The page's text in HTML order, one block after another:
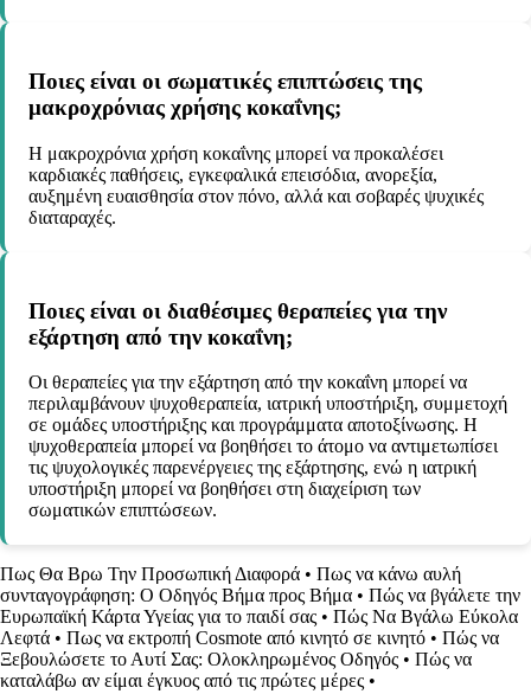
Ποιες είναι οι σωματικές επιπτώσεις της
μακροχρόνιας χρήσης κοκαΐνης;
Η μακροχρόνια χρήση κοκαΐνης μπορεί να προκαλέσει
καρδιακές παθήσεις, εγκεφαλικά επεισόδια, ανορεξία,
αυξημένη ευαισθησία στον πόνο, αλλά και σοβαρές ψυχικές
διαταραχές.
Ποιες είναι οι διαθέσιμες θεραπείες για την
εξάρτηση από την κοκαΐνη;
Οι θεραπείες για την εξάρτηση από την κοκαΐνη μπορεί να
περιλαμβάνουν ψυχοθεραπεία, ιατρική υποστήριξη, συμμετοχή
σε ομάδες υποστήριξης και προγράμματα αποτοξίνωσης. Η
ψυχοθεραπεία μπορεί να βοηθήσει το άτομο να αντιμετωπίσει
τις ψυχολογικές παρενέργειες της εξάρτησης, ενώ η ιατρική
υποστήριξη μπορεί να βοηθήσει στη διαχείριση των
σωματικών επιπτώσεων.
Πως Θα Βρω Την Προσωπική Διαφορά • Πως να κάνω αυλή
συνταγογράφηση: Ο Οδηγός Βήμα προς Βήμα • Πώς να βγάλετε την
Ευρωπαϊκή Κάρτα Υγείας για το παιδί σας • Πώς Να Βγάλω Εύκολα
Λεφτά • Πως να εκτροπή Cosmote από κινητό σε κινητό • Πώς να
Ξεβουλώσετε το Αυτί Σας: Ολοκληρωμένος Οδηγός • Πώς να
καταλάβω αν είμαι έγκυος από τις πρώτες μέρες •